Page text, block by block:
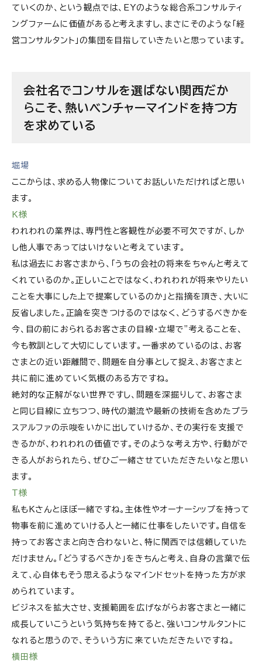
ていくのか、という観点では、EYのような総合系コンサルティ
ングファームに価値があると考えますし、まさにそのような「経
営コンサルタント」の集団を目指していきたいと思っています。
会社名でコンサルを選ばない関西だか
らこそ、熱いベンチャーマインドを持つ方
を求めている
堀場
ここからは、求める人物像についてお話しいただければと思い
ます。
K様
われわれの業界は、専門性と客観性が必要不可欠ですが、しか
し他人事であってはいけないと考えています。
私は過去にお客さまから、「うちの会社の将来をちゃんと考えて
くれているのか。正しいことではなく、われわれが将来やりたい
ことを大事にした上で提案しているのか」と指摘を頂き、大いに
反省しました。正論を突きつけるのではなく、どうするべきかを
今、目の前におられるお客さまの目線・立場で”考えることを、
今も教訓として大切にしています。一番求めているのは、お客
さまとの近い距離間で、問題を自分事として捉え、お客さまと
共に前に進めていく気概のある方ですね。
絶対的な正解がない世界ですし、問題を深掘りして、お客さま
と同じ目線に立ちつつ、時代の潮流や最新の技術を含めたプラ
スアルファの示唆をいかに出していけるか、その実行を支援で
きるかが、われわれの価値です。そのような考え方や、行動がで
きる人がおられたら、ぜひご一緒させていただきたいなと思い
ます。
T様
私もKさんとほぼ一緒ですね。主体性やオーナーシップを持って
物事を前に進めていける人と一緒に仕事をしたいです。自信を
持ってお客さまと向き合わないと、特に関西では信頼していた
だけません。「どうするべきか」をきちんと考え、自身の言葉で伝
えて、心自体もそう思えるようなマインドセットを持った方が求
められています。
ビジネスを拡大させ、支援範囲を広げながらお客さまと一緒に
成長していこうという気持ちを持てると、強いコンサルタントに
なれると思うので、そういう方に来ていただきたいですね。
横田様